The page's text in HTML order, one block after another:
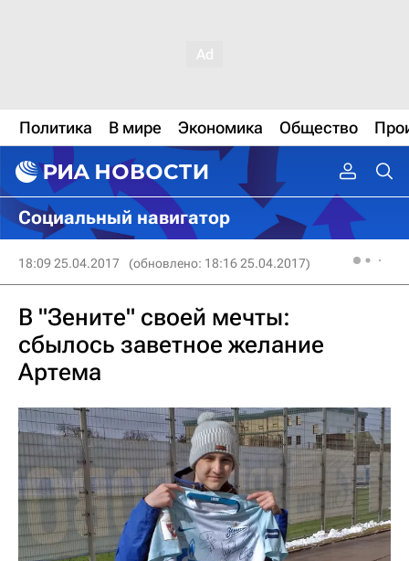
Политика В мире Экономика Общество
Социальный навигатор
18:09 25.04.2017 (обновлено: 18:16 25.04.2017)
В "Зените" своей мечты:
сбылось заветное желание
Артема